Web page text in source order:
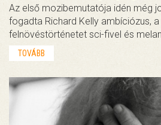
Az első mozibemutatója idén még
fogadta Richard Kelly ambíciózus,
felnövéstörténetet sci-fivel és
TOVÁBB